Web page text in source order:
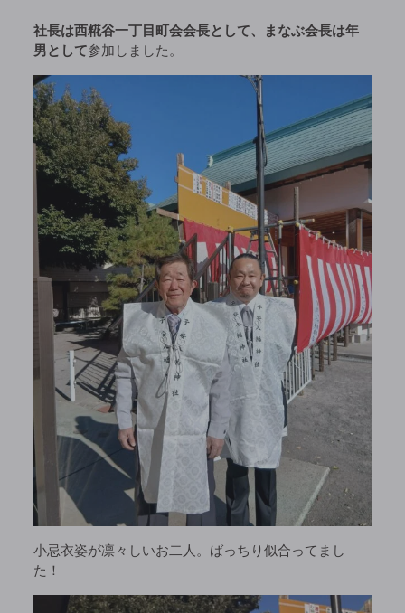
社長は西糀谷一丁目町会会長として、まなぶ会長は年
男として参加しました。
小忌衣姿が凛々しいお二人。ばっちり似合ってまし
た！